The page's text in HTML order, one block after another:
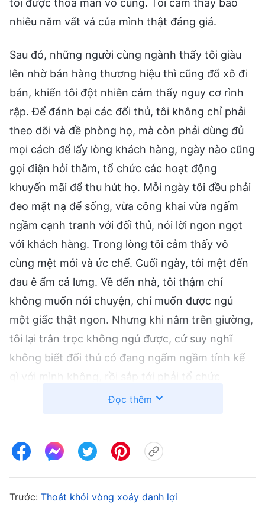
nhiêu năm vất vả của mình thật đáng giá.
Sau đó, những người cùng ngành thấy tôi giàu
lên nhờ bán hàng thương hiệu thì cũng đổ xô đi
bán, khiến tôi đột nhiên cảm thấy nguy cơ rình
rập. Để đánh bại các đối thủ, tôi không chỉ phải
theo dõi và đề phòng họ, mà còn phải dùng đủ
mọi cách để lấy lòng khách hàng, ngày nào cũng
gọi điện hỏi thăm, tổ chức các hoạt động
khuyến mãi để thu hút họ. Mỗi ngày tôi đều phải
đeo mặt nạ để sống, vừa công khai vừa ngấm
ngầm cạnh tranh với đối thủ, nói lời ngon ngọt
với khách hàng. Trong lòng tôi cảm thấy vô
cùng mệt mỏi và ức chế. Cuối ngày, tôi mệt đến
đau ê ẩm cả lưng. Về đến nhà, tôi thậm chí
không muốn nói chuyện, chỉ muốn được ngủ
một giấc thật ngon. Nhưng khi nằm trên giường,
tôi lại trằn trọc không ngủ được, cứ suy nghĩ
không biết đối thủ có đang ngấm ngầm tính kế
gì với mình không, rồi sắp tới phải tổ chức
chương trình khuyến mãi nào để hạ gục họ.
lực quá độ, tôi thường bị mất ngủ. Dù đã uống
không có tác dụng. Đôi khi vừa chợp mắt được
Đọc thêm
Trước: Thoát khỏi vòng xoáy danh lợi